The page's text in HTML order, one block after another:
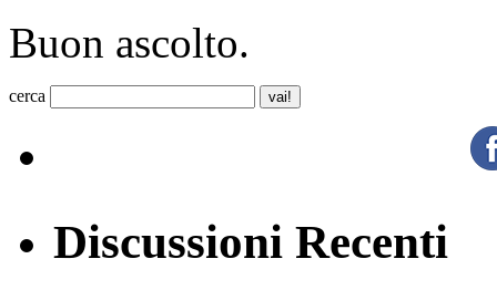
Buon ascolto.
cerca
Discussioni Recenti